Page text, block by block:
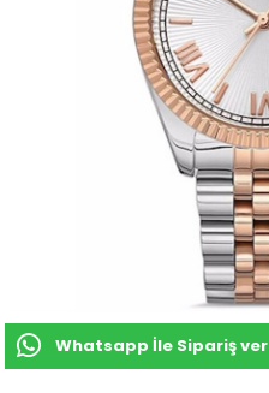
Whatsapp İle Sipariş ver